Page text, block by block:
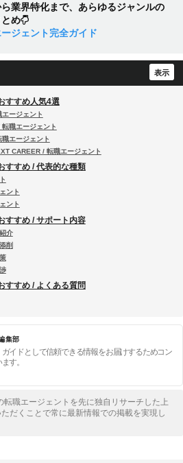
業界特化まで、あらゆるジャンルの
め
ジェント完全ガイド
すすめ人気4選
ージェント
職エージェント
エージェント
CAREER / 転職エージェント
すすめ / 代表的な種類
ント
ント
すすめ / サポート内容
介
削
すすめ / よくある質問
集部
イドとして信頼できる情報をお届けするためコン
す。
職エージェントを先に独自リサーチした上
だくことで常に最新情報での掲載を実現し